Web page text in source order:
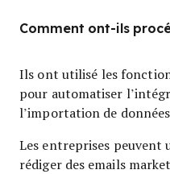
Comment ont-ils
Ils ont utilisé les
pour automatiser
l’importation de
Les entreprises peuvent
rédiger des emails